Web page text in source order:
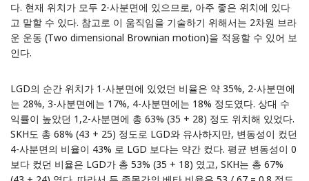
다. 현재 위치가 모두 2-사분면에 있으므로, 아주 좋은 위치에 있다
고 말할 수 있다. 참고로 이 움직임을 기술하기 위해서는 2차원 브라
운 운동 (Two dimensional Brownian motion)을 적용할 수 있어 보
인다.
LGD의 순간 위치가 1-사분면에 있었던 비율은 약 35%, 2-사분면에
는 28%, 3-사분면에는 17%, 4-사분면에는 18% 정도였다. 상대 수
익률이 높았던 1,2-사분면에 총 63% (35 + 28) 정도 위치해 있었다.
SKH도 총 68% (43 + 25) 정도로 LGD와 유사하지만, 변동성이 컸던
4-사분면의 비율이 43% 로 LGD 보다는 약간 컸다. 평균 변동성이 0
보다 컸던 비율은 LGD가 총 53% (35 + 18) 였고, SKH는 총 67%